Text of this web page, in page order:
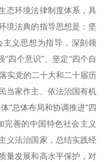
态环境法律制度体系，具
境法典的指导思想是：坚
义思想为指导，深刻领
四个意识”、坚定“四个自
实党的二十大和二十届历
当家作主、依法治国有机
”总体布局和协调推进“四
完善的中国特色社会主义
义法治国家，总结实践经
量发展和高水平保护，对